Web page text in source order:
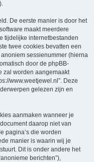
De eerste manier is door het
maakt meerdere
tijdelijke internetbestanden
twee cookies bevatten een
sessienummer (hierna
door de phpBB-
zal worden aangemaakt
www.weetjewel.nl”. Deze
gelezen zijn en
aanmaken wanneer je
daarop niet van
pagina’s die worden
manier is waarin wij je
Dit is onder andere het
berichten”),